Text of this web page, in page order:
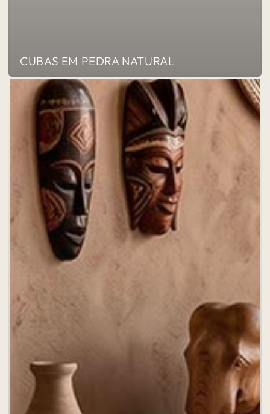
CUBAS EM PEDRA NATURAL